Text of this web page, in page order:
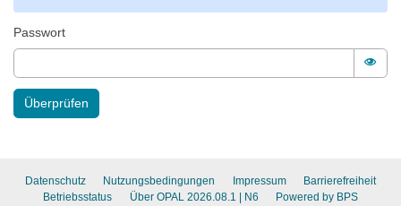
Passwort
Überprüfen
Datenschutz Nutzungsbedingungen Impressum
Barrierefreiheit
Betriebsstatus
Über OPAL 2026.08.1 | N6 Powered by BPS